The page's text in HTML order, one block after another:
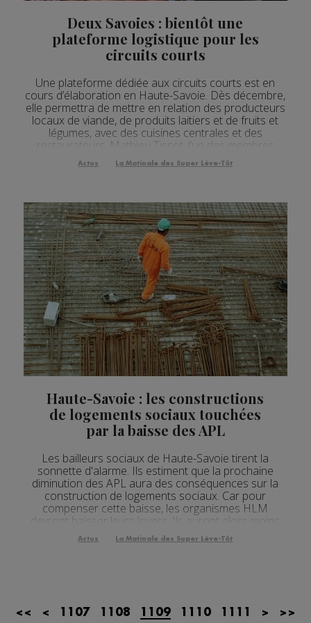
24.07.2026 2'07"
Actualités Régionales 07h03
Actualités Régionales 13h04
23.07.2026 Actualités Régionales 12h04 2'03"
23.07.2026 Actualités Régionales 10h04 3'14"
23.07.2026 Actualités Régionales 09h35 2'13"
Actualités Régionales 09h06
23.07.2026 Actualités Régionales 08h05 3'08"
23.07.2026 Actualités Régionales 07h39 2'05"
23.07.2026 Actualités Régionales 07h11 3'04"
22.07.2026 Actualités Régionales 13h02 2'02"
22.07.2026 Actualités Régionales 12h03 2'03"
22.07.2026 Actualités Régionales 10h07 3'26"
Actualités Régionales 09h04
Actualités Régionales 08h33
22.07.2026 Actualités Régionales 08h06 3'12"
Actualités Régionales 07h40
22.07.2026 Actualités Régionales 07h11
Actualités Régionales 13h02
Deux Savoies : bientôt une
plateforme logistique pour les
circuits courts
Une plateforme dédiée aux circuits courts est en
cours d’élaboration en Haute-Savoie. Dès décembre,
elle permettra de mettre en relation des producteurs
locaux de viande, de produits laitiers et de fruits et
légumes, avec des cuisines centrales et des
restaurateurs. Mathieu Tissot, l’un des membres
fondateurs de cette plate-forme, nous explique
comment ce projet est né. [Fichier audio] La p...
Actus La Matinale des Super Lève-Tôt
Haute-Savoie : les constructions
de logements sociaux touchées
par la baisse des APL
Les bailleurs sociaux de Haute-Savoie tirent la
sonnette d'alarme. Ils estiment que la prochaine
diminution des APL aura des conséquences sur la
construction de logements sociaux. Car pour
compenser cette baisse, les organismes HLM
devront baisser leurs loyers. Ils auront alors moins
de fonds pour financer les constructions et les
rénovations. Selon eux, la moitié des 2 000 projets
Actus La Matinale des Super Lève-Tôt
<< < 1107 1108 1109 1110 1111 > >>